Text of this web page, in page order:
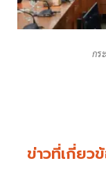
กร
ข่าวที่เกี่ยว